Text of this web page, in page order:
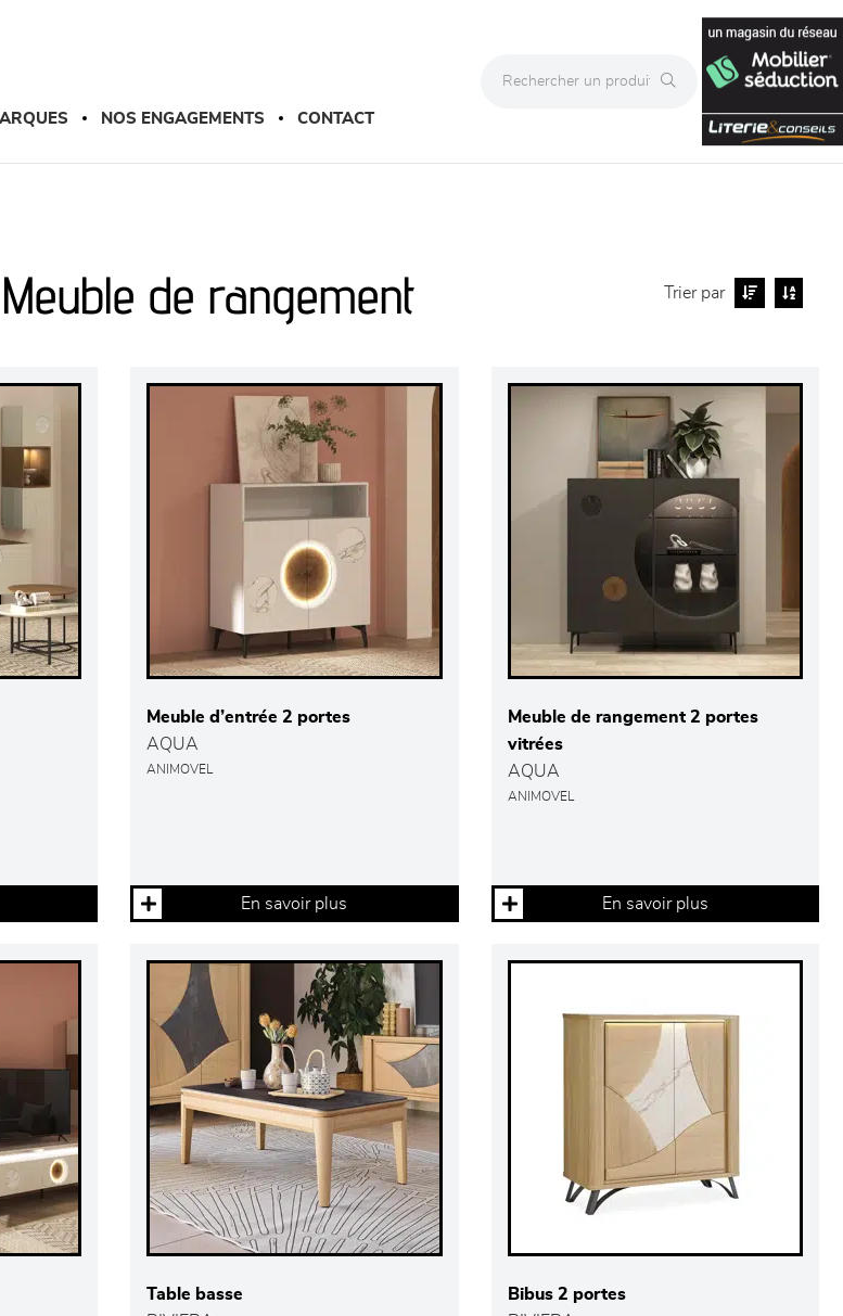
NOS ENGAGEMENTS CONTACT
de rangement Trier par
Meuble d’entrée 2 portes
AQUA
ANIMOVEL
En savoir plus
Meuble de rangement 2 portes
vitrées
AQUA
ANIMOVEL
En savoir plus
Table basse
Bibus 2 portes